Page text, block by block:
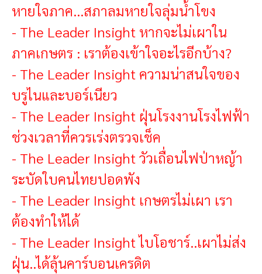
หายใจภาค...สภาลมหายใจลุ่มน้ำโขง
- The Leader Insight หากจะไม่เผาใน
ภาคเกษตร : เราต้องเข้าใจอะไรอีกบ้าง?
- The Leader Insight ความน่าสนใจของ
บรูไนและบอร์เนียว
- The Leader Insight ฝุ่นโรงงานโรงไฟฟ้า
ช่วงเวลาที่ควรเร่งตรวจเช็ค
- The Leader Insight วัวเถื่อนไฟป่าหญ้า
ระบัดใบคนไทยปอดพัง
- The Leader Insight เกษตรไม่เผา เรา
ต้องทำให้ได้
- The Leader Insight ไบโอชาร์..เผาไม่ส่ง
ฝุ่น..ได้ลุ้นคาร์บอนเครดิต